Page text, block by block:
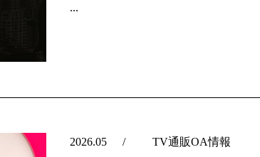
...
2026.05 TV通販OA情報